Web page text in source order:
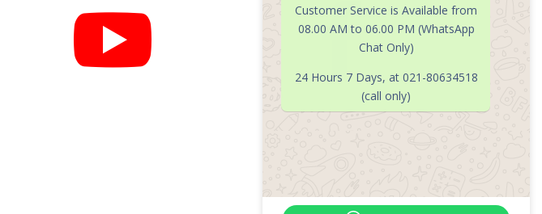
 
Customer Service is Available from
08.00 AM to 06.00 PM (WhatsApp
Chat Only)
24 Hours 7 Days, at 021-80634518
(call only)